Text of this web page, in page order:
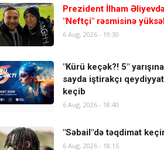
Prezident İlham
"Neftçi" rəsmisinə
6 Aug, 2026 - 19:30
"Kürü keçək?! 5"
sayda iştirakçı
keçib
6 Aug, 2026 - 18:40
"Səbail"də təqdimat
6 Aug, 2026 - 18:15